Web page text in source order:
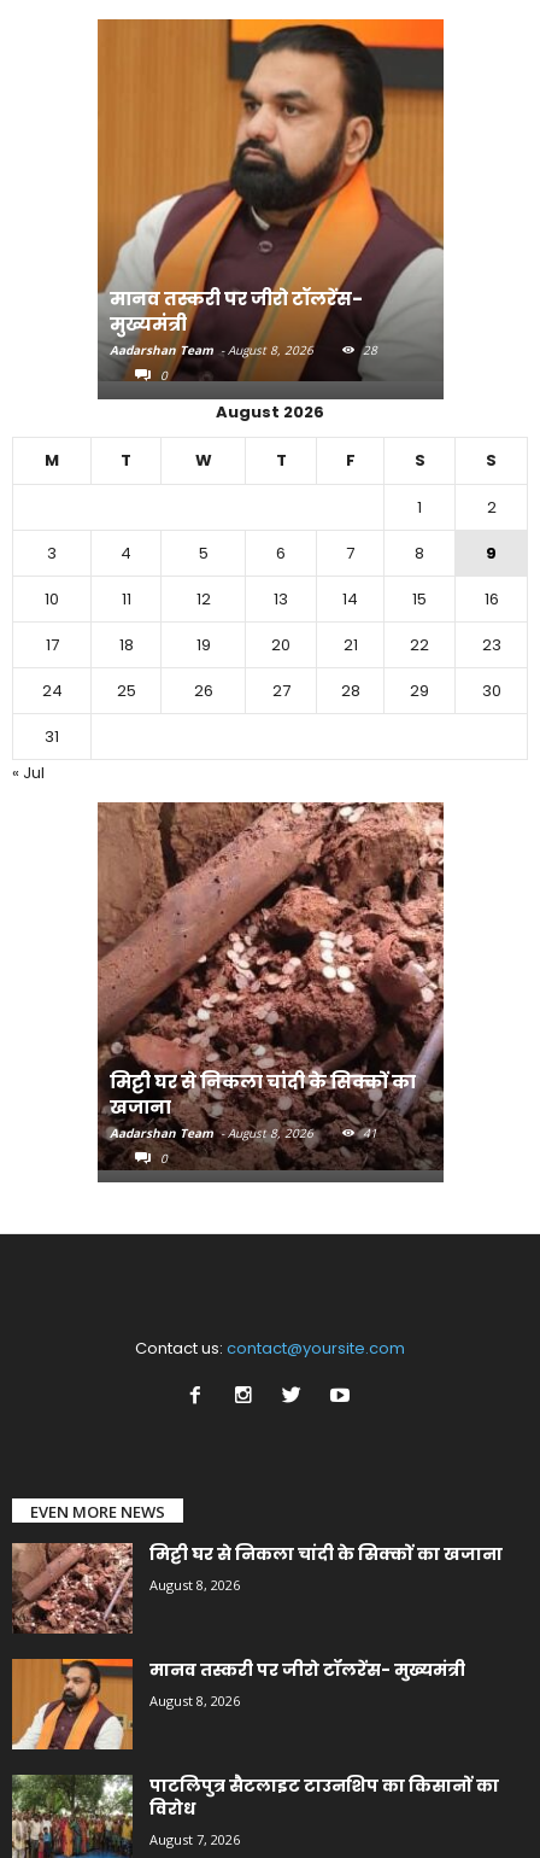
मानव तस्करी पर जीरो टॉलरेंस-
मुख्यमंत्री
Aadarshan Team - August 8, 2026
28
0
August 2026
M T W T F S S
1
2
3
4 5 6 7 8
9
10
11 12 13 14 15
16
17
18 19 20 21 22
23
24
25 26 27 28 29
30
31
« Jul
मिट्टी घर से निकला चांदी के सिक्कों का
खजाना
Aadarshan Team - August 8, 2026
41
0
Contact us: contact@yoursite.com
EVEN MORE NEWS
मिट्टी घर से निकला चांदी के सिक्कों का खजाना
August 8, 2026
मानव तस्करी पर जीरो टॉलरेंस- मुख्यमंत्री
August 8, 2026
पाटलिपुत्र सैटलाइट टाउनशिप का किसानों का
विरोध
August 7, 2026